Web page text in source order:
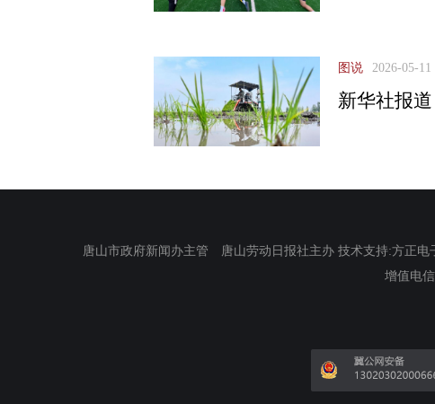
图说 2026-05-11
新华社报
唐山市政府新闻办主管 唐山劳动日报社主办 技术支持:方正
增值电